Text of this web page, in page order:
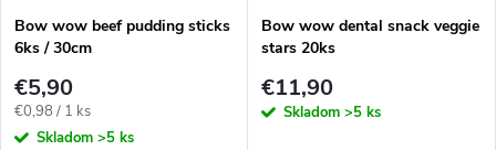
Bow wow beef pudding sticks
6ks / 30cm
€5,90
Jednotková
cena:
€0,98 / 1 ks
Skladom >5 ks
Bow wow dental snack veggie
stars 20ks
€11,90
Skladom >5 ks